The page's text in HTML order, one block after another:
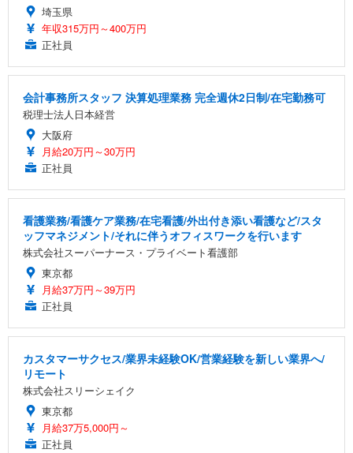
埼玉県
年収315万円～400万円
正社員
会計事務所スタッフ 決算処理業務 完全週休2日制/在宅勤務可
税理士法人日本経営
大阪府
月給20万円～30万円
正社員
看護業務/看護ケア業務/在宅看護/外出付き添い看護など/スタ
ッフマネジメント/それに伴うオフィスワークを行います
株式会社スーパーナース・プライベート看護部
東京都
月給37万円～39万円
正社員
カスタマーサクセス/業界未経験OK/営業経験を新しい業界へ/
リモート
株式会社スリーシェイク
東京都
月給37万5,000円～
正社員